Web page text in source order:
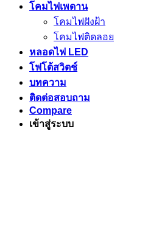
โคมไฟเพดาน
โคมไฟฝังฝ้า
โคมไฟติดลอย
หลอดไฟ LED
โฟโต้สวิตช์
บทความ
ติดต่อสอบถาม
Compare
เข้าสู่ระบบ